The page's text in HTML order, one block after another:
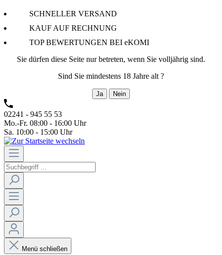
SCHNELLER VERSAND
KAUF AUF RECHNUNG
TOP BEWERTUNGEN BEI eKOMI
Sie dürfen diese Seite nur betreten, wenn Sie volljährig sind.
Sind Sie mindestens 18 Jahre alt ?
Ja Nein
02241 - 945 55 53
Mo.-Fr. 08:00 - 16:00 Uhr
Sa. 10:00 - 15:00 Uhr
Menü schließen